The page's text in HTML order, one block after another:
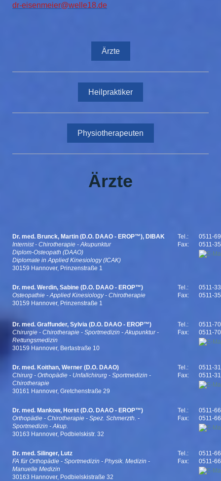
dr-eisenmeier@welle18.de
Ärzte
Heilpraktiker
Physiotherapeuten
Ärzte
Dr. med. Brunck, Martin (D.O. DAAO - EROP™), DIBAK
Internist - Chirotherapie - Akupunktur
Diplom-Osteopath (DAAO)
Diplomate in Applied Kinesiology (ICAK)
30159 Hannover, Prinzenstraße 1
Tel.:
0511-
Fax:
0511-
Dr. med. Werdin, Sabine (D.O. DAAO - EROP™)
Osteopathie - Applied Kinesiology - Chirotherapie
30159 Hannover, Prinzenstraße 1
Tel.:
0511-
Fax:
0511-
Dr. med. Graffunder, Sylvia (D.O. DAAO - EROP™)
Chirurgie - Chirotherapie - Sportmedizin - Akupunktur -
Rettungsmedizin
30159 Hannover, Bertastraße 10
Tel.:
0511-
Fax:
0511-
Dr. med. Koithan, Werner (D.O. DAAO)
Chirurg - Orthopädie - Unfallchirurg - Sportmedizin -
Chirotherapie
30161 Hannover, Gretchenstraße 29
Tel.:
0511-
Fax:
0511-
Dr. med. Mankow, Horst (D.O. DAAO - EROP™)
Orthopädie - Chirotherapie - Spez. Schmerzth. -
Sportmedizin - Akup.
30163 Hannover, Podbielskistr. 32
Tel.:
0511-
Fax:
0511-
Dr. med. Silinger, Lutz
FA für Orthopädie - Sportmedizin - Physik. Medizin -
Manuelle Medizin
30163 Hannover, Podbielskistraße 32
Tel.:
0511-
Fax:
0511-